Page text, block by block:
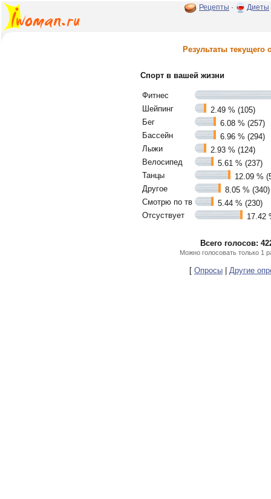
Рецепты · Диеты
Результаты текущего
Спорт в вашей жизни
Фитнес
Шейпинг
2.49 % (105)
Бег
6.08 % (257)
Бассейн
6.96 % (294)
Лыжи
2.93 % (124)
Велосипед
5.61 % (237)
Танцы
12.09 %
Другое
8.05 % (340)
Смотрю по тв
5.44 % (230)
Отсуствует
17.42
Всего голосов:
Можно голосовать только 1
[ Опросы Другие